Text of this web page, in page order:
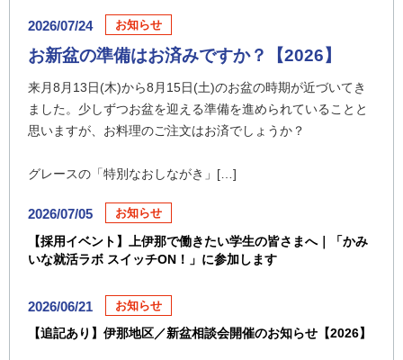
2026/07/24 お知らせ
お新盆の準備はお済みですか？【2026】
来月8月13日(木)から8月15日(土)のお盆の時期が近づいてき
ました。少しずつお盆を迎える準備を進められていることと
思いますが、お料理のご注文はお済でしょうか？
グレースの「特別なおしながき」[…]
2026/07/05 お知らせ
【採用イベント】上伊那で働きたい学生の皆さまへ｜「かみ
いな就活ラボ スイッチON！」に参加します
2026/06/21 お知らせ
【追記あり】伊那地区／新盆相談会開催のお知らせ【2026】